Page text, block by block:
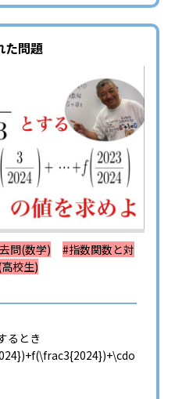
た問題
問(数学)
#指数関数と対
校生)
るとき